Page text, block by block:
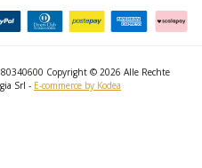
Copyright © 2026 Alle Rechte
Srl - E-commerce by Kodea